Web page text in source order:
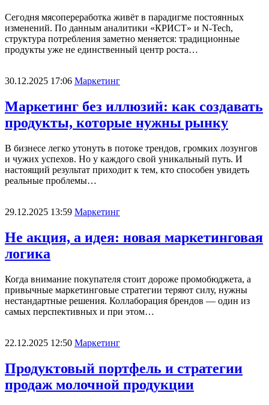
Сегодня мясопереработка живёт в парадигме постоянных
изменений. По данным аналитики «КРИСТ» и N-Tech,
структура потребления заметно меняется: традиционные
продукты уже не единственный центр роста…
30.12.2025 17:06 Маркетинг
Маркетинг без иллюзий: как создавать
продукты, которые нужны рынку
В бизнесе легко утонуть в потоке трендов, громких лозунгов
и чужих успехов. Но у каждого свой уникальный путь. И
настоящий результат приходит к тем, кто способен увидеть
реальные проблемы…
29.12.2025 13:59 Маркетинг
Не акция, а идея: новая маркетинговая
логика
Когда внимание покупателя стоит дороже промобюджета, а
привычные маркетинговые стратегии теряют силу, нужны
нестандартные решения. Коллаборация брендов — один из
самых перспективных и при этом…
22.12.2025 12:50 Маркетинг
Продуктовый портфель и стратегии
продаж молочной продукции